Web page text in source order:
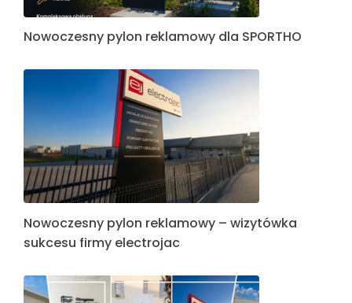
Nowoczesny pylon reklamowy dla SPORTHO
Nowoczesny pylon reklamowy – wizytówka
sukcesu firmy electrojac